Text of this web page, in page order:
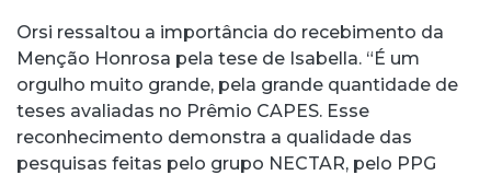
Orsi ressaltou a importância do recebimento da
Menção Honrosa pela tese de Isabella. “É um
orgulho muito grande, pela grande quantidade de
teses avaliadas no Prêmio CAPES. Esse
reconhecimento demonstra a qualidade das
pesquisas feitas pelo grupo NECTAR, pelo PPG